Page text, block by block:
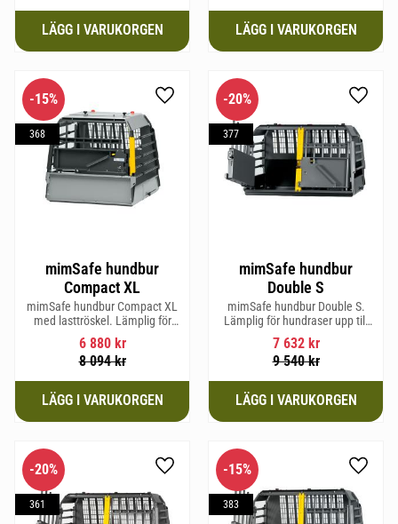
mimSafe hundbur
Compact XL
mimSafe hundbur Compact XL
med lasttröskel. Lämplig för
hundraser upp till 58 cm i
mankhöjd.
6 880kr
8 094kr
15%
368
Lägg till i favoriter
mimSafe hundbur
Double S
mimSafe hundbur Double S.
Lämplig för hundraser upp till
52 cm i mankhöjd.
7 632kr
9 540kr
20%
377
Lägg
20%
361
Lägg till i favoriter
15%
383
Lägg